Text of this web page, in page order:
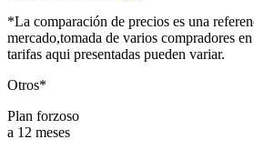
*La comparación de precios es una
mercado,tomada de varios compradores
tarifas aqui presentadas pueden variar.
Otros*
Plan forzoso
a 12 meses